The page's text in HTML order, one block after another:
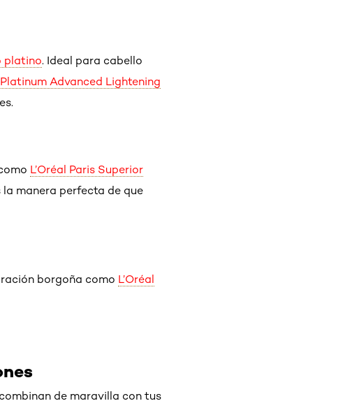
platino. Ideal para cabello
Advanced Lightening
L’Oréal Paris Superior
la manera perfecta de que
borgoña como L’Oréal
de maravilla con tus